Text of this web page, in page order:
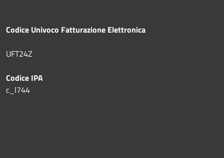
Codice Univoco Fatturazione Elettronica
UFT24Z
Codice IPA
c_l744